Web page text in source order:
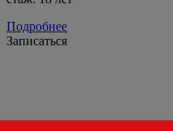
Подробнее
Записаться